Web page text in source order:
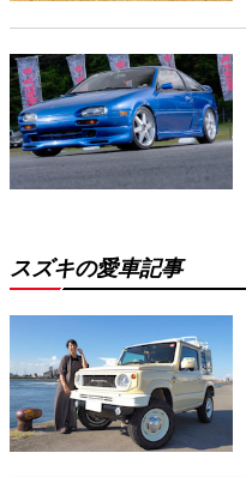
スズキの愛車記事